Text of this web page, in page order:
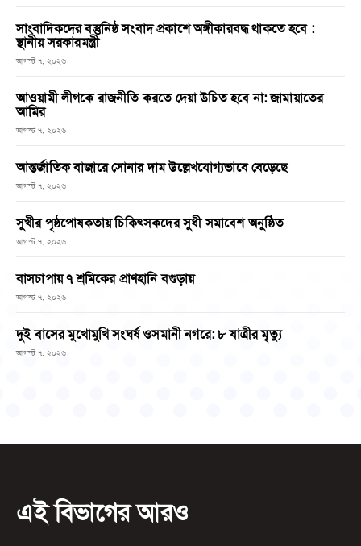
সাংবাদিকদের বস্তুনিষ্ঠ সংবাদ প্রকাশে অঙ্গীকারবদ্ধ থাকতে হবে :
স্থানীয় সরকারমন্ত্রী
আগস্ট ৭, ২০২৬
আওয়ামী লীগকে রাজনীতি করতে দেয়া উচিত হবে না: জামায়াতের
আমির
আগস্ট ৭, ২০২৬
আন্তর্জাতিক বাজারে সোনার দাম উল্লেখযোগ্যভাবে বেড়েছে
আগস্ট ৭, ২০২৬
সুখীর পৃষ্ঠপোষকতায় চিকিৎসকদের সুধী সমাবেশ অনুষ্ঠিত
আগস্ট ৭, ২০২৬
বাসচাপায় ৭ শ্রমিকের প্রাণহানি বগুড়ায়
আগস্ট ৭, ২০২৬
দুই বাসের মুখোমুখি সংঘর্ষ ওসমানী নগরে: ৮ যাত্রীর মৃত্যু
আগস্ট ৭, ২০২৬
এই বিভাগের আরও